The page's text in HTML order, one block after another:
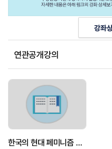
연관공개강의
한국의 현대 페미니즘 여성 시인들